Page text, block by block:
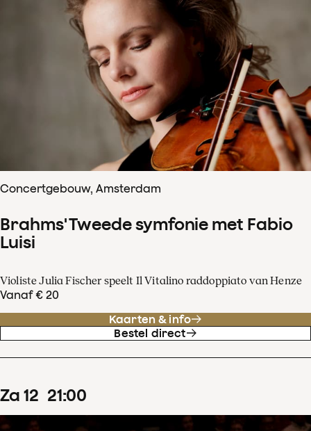
Concertgebouw, Amsterdam
Brahms' Tweede symfonie met Fabio
Luisi
Violiste Julia Fischer speelt Il Vitalino raddoppiato van Henze
Vanaf € 20
Kaarten & info
Bestel direct
za 12 21:00